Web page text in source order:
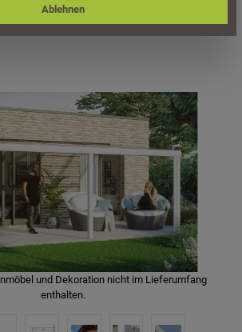
und Dekoration nicht im Lieferumfang
enthalten.
Ablehnen